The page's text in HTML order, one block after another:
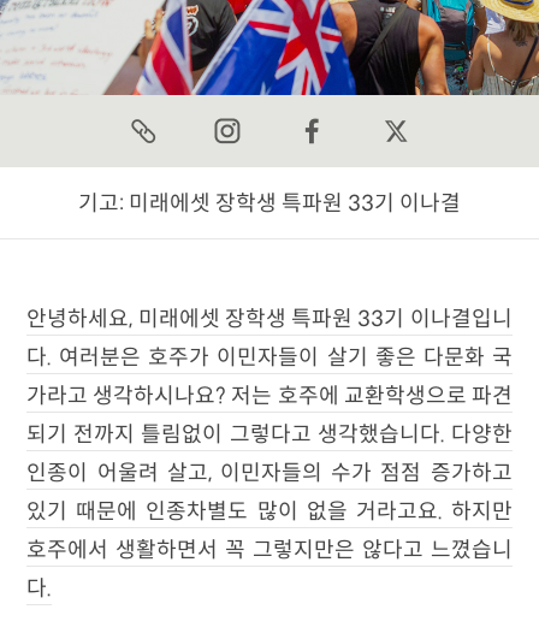
기고: 미래에셋 장학생 특파원 33기 이나결
안녕하세요, 미래에셋 장학생 특파원 33기 이나결입니
다. 여러분은 호주가 이민자들이 살기 좋은 다문화 국
가라고 생각하시나요? 저는 호주에 교환학생으로 파견
되기 전까지 틀림없이 그렇다고 생각했습니다. 다양한
인종이 어울려 살고, 이민자들의 수가 점점 증가하고
있기 때문에 인종차별도 많이 없을 거라고요. 하지만
호주에서 생활하면서 꼭 그렇지만은 않다고 느꼈습니
다.